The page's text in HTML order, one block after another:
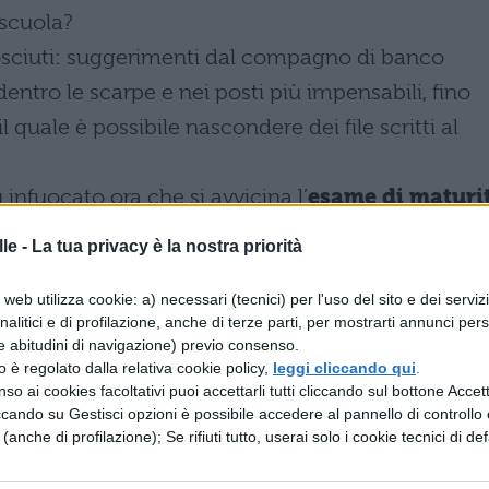
- La tua privacy è la nostra priorità
utilizza cookie: a) necessari (tecnici) per l'uso del sito e dei
e di profilazione, anche di terze parti, per mostrarti annunci
abitudini di navigazione) previo consenso.
è regolato dalla relativa cookie policy, leggi cliccando qui
ai cookies facoltativi puoi accettarli tutti cliccando sul bottone
su Gestisci opzioni è possibile accedere al pannello di controllo
di profilazione); Se rifiuti tutto, userai solo i cookie tecnici di
suggerimenti dal compagno di banco
le scarpe e nei posti più impensabili, fino
quale è possibile nascondere dei file scritti al
ora che si avvicina l’esame di
il "fenomeno", vietando cellulari e palmari,
a copiare, spesso anche con la complicità
i propri alunni all’ultimo momento.
effettuato l’anno scorso dopo l’esame di
di avere ricevuto almeno un
di Confindustria (oltre che di Fiat e Ferrari),
LUISS ha affermato: "A scuola ero